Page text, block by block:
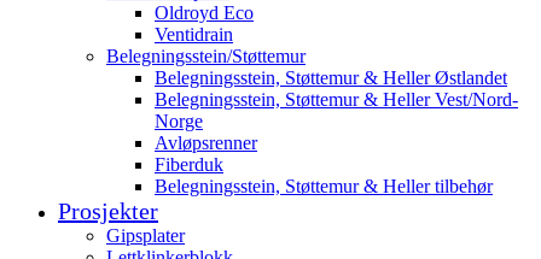
Oldroyd Eco
Ventidrain
Belegningsstein/Støttemur
Belegningsstein, Støttemur & Heller Østlandet
Belegningsstein, Støttemur & Heller Vest/Nord-
Norge
Avløpsrenner
Fiberduk
Belegningsstein, Støttemur & Heller tilbehør
Prosjekter
Gipsplater